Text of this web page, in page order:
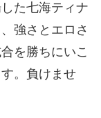
た七海ティナ
強さとエロさ
を勝ちにいこ
。負けませ